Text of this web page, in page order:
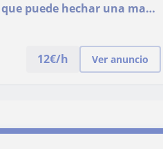
puede hechar una mano
12€/h Ver anuncio